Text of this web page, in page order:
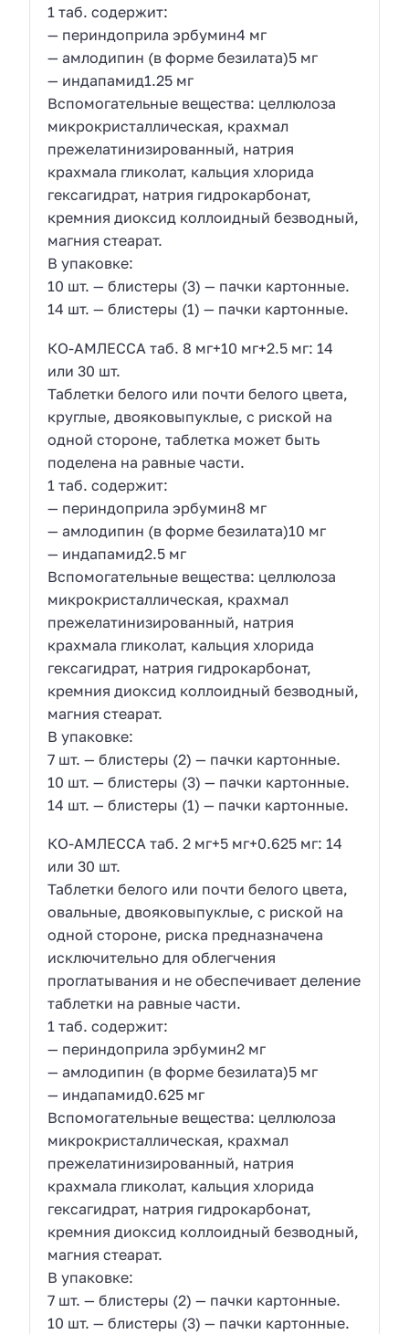
1 таб. содержит:
— периндоприла эрбумин4 мг
— амлодипин (в форме безилата)5 мг
— индапамид1.25 мг
Вспомогательные вещества: целлюлоза
микрокристаллическая, крахмал
прежелатинизированный, натрия
крахмала гликолат, кальция хлорида
гексагидрат, натрия гидрокарбонат,
кремния диоксид коллоидный безводный,
магния стеарат.
В упаковке:
10 шт. — блистеры (3) — пачки картонные.
14 шт. — блистеры (1) — пачки картонные.
КО-АМЛЕССА таб. 8 мг+10 мг+2.5 мг: 14
или 30 шт.
Таблетки белого или почти белого цвета,
круглые, двояковыпуклые, с риской на
одной стороне, таблетка может быть
поделена на равные части.
1 таб. содержит:
— периндоприла эрбумин8 мг
— амлодипин (в форме безилата)10 мг
— индапамид2.5 мг
Вспомогательные вещества: целлюлоза
микрокристаллическая, крахмал
прежелатинизированный, натрия
крахмала гликолат, кальция хлорида
гексагидрат, натрия гидрокарбонат,
кремния диоксид коллоидный безводный,
магния стеарат.
В упаковке:
7 шт. — блистеры (2) — пачки картонные.
10 шт. — блистеры (3) — пачки картонные.
14 шт. — блистеры (1) — пачки картонные.
КО-АМЛЕССА таб. 2 мг+5 мг+0.625 мг: 14
или 30 шт.
Таблетки белого или почти белого цвета,
овальные, двояковыпуклые, с риской на
одной стороне, риска предназначена
исключительно для облегчения
проглатывания и не обеспечивает деление
таблетки на равные части.
1 таб. содержит:
— периндоприла эрбумин2 мг
— амлодипин (в форме безилата)5 мг
— индапамид0.625 мг
Вспомогательные вещества: целлюлоза
микрокристаллическая, крахмал
прежелатинизированный, натрия
крахмала гликолат, кальция хлорида
гексагидрат, натрия гидрокарбонат,
кремния диоксид коллоидный безводный,
магния стеарат.
В упаковке:
7 шт. — блистеры (2) — пачки картонные.
10 шт. — блистеры (3) — пачки картонные.